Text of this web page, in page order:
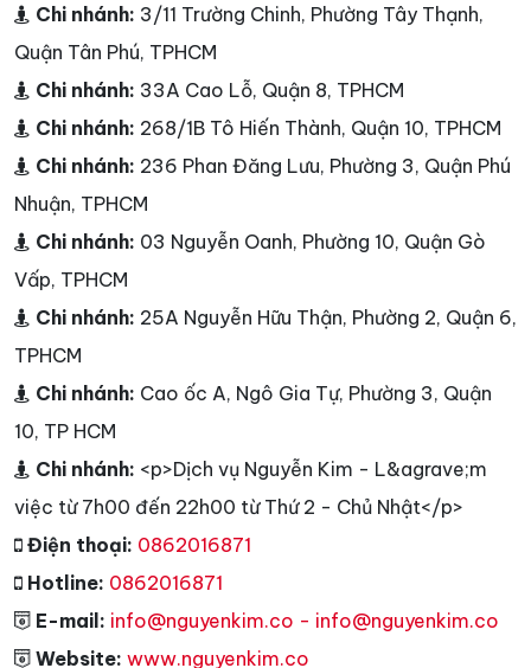
Chi nhánh: 3/11 Trường Chinh, Phường Tây Thạnh,
Quận Tân Phú, TPHCM
Chi nhánh: 33A Cao Lỗ, Quận 8, TPHCM
Chi nhánh: 268/1B Tô Hiến Thành, Quận 10, TPHCM
Chi nhánh: 236 Phan Đăng Lưu, Phường 3, Quận Phú
Nhuận, TPHCM
Chi nhánh: 03 Nguyễn Oanh, Phường 10, Quận Gò
Vấp, TPHCM
Chi nhánh: 25A Nguyễn Hữu Thận, Phường 2, Quận 6,
TPHCM
Chi nhánh: Cao ốc A, Ngô Gia Tự, Phường 3, Quận
10, TP HCM
Chi nhánh: <p>Dịch vụ Nguyễn Kim - L&agrave;m
việc từ 7h00 đến 22h00 từ Thứ 2 - Chủ Nhật</p>
Điện thoại: 0862016871
Hotline: 0862016871
E-mail: info@nguyenkim.co - info@nguyenkim.co
Website: www.nguyenkim.co